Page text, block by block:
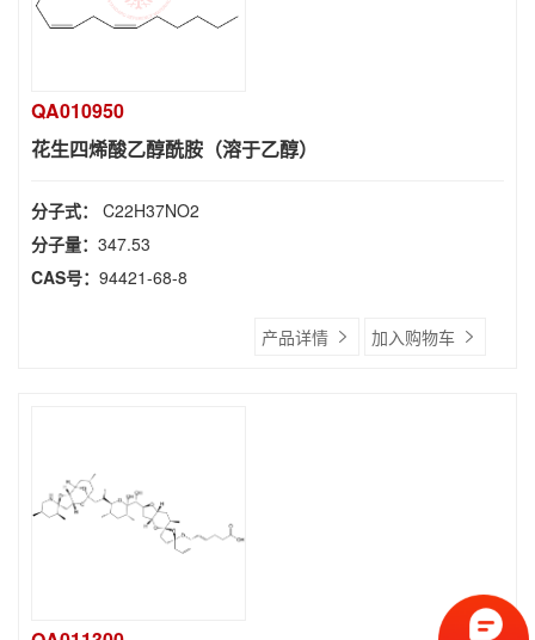
QA010950
花生四烯酸乙醇酰胺（溶于乙醇）
分子式： C22H37NO2
分子量： 347.53
CAS号： 94421-68-8
产品详情 加入购物车